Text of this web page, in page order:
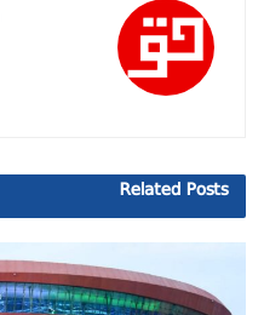
Related Posts